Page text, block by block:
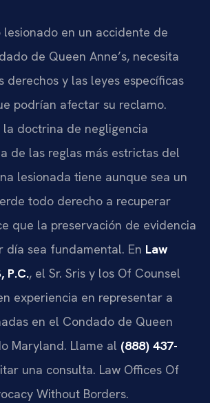
lesionado en un accidente de
de Queen Anne’s, necesita
derechos y las leyes específicas
podrían afectar su reclamo.
la doctrina de negligencia
de las reglas más estrictas del
lesionada tiene aunque sea un
todo derecho a recuperar
que la preservación de evidencia
día sea fundamental. En Law
P.C., el Sr. Sris y los Of Counsel
experiencia en representar a
en el Condado de Queen
Maryland. Llame al (888) 437-
una consulta. Law Offices Of
Without Borders.